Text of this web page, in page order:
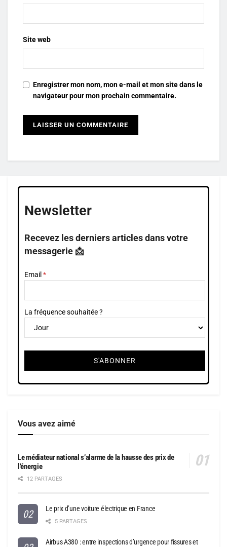
Site web
Enregistrer mon nom, mon e-mail et mon site dans le
navigateur pour mon prochain commentaire.
Newsletter
Recevez les derniers articles dans votre
messagerie 📩
Email
La fréquence souhaitée ?
Vous avez aimé
Le médiateur national s’alarme de la hausse des prix de
l’énergie
12 PARTAGES
Le prix d’une voiture électrique en France
5 PARTAGES
Airbus A380 : entre inspections d’urgence pour fissures et